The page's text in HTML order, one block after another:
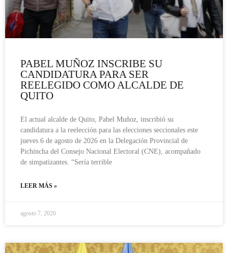
PABEL MUÑOZ INSCRIBE SU
CANDIDATURA PARA SER
REELEGIDO COMO ALCALDE DE
QUITO
El actual alcalde de Quito, Pabel Muñoz, inscribió su
candidatura a la reelección para las elecciones seccionales este
jueves 6 de agosto de 2026 en la Delegación Provincial de
Pichincha del Consejo Nacional Electoral (CNE), acompañado
de simpatizantes. “Sería terrible
LEER MÁS »
agosto 7, 2026